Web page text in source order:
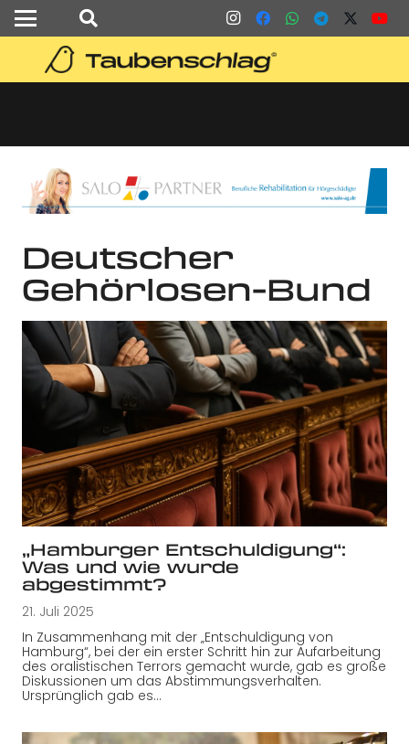
Deutscher
Gehörlosen-Bund
„Hamburger Entschuldigung“:
Was und wie wurde
abgestimmt?
21. Juli 2025
In Zusammenhang mit der „Entschuldigung von
Hamburg“, bei der ein erster Schritt hin zur Aufarbeitung
des oralistischen Terrors gemacht wurde, gab es große
Diskussionen um das Abstimmungsverhalten.
Ursprünglich gab es…